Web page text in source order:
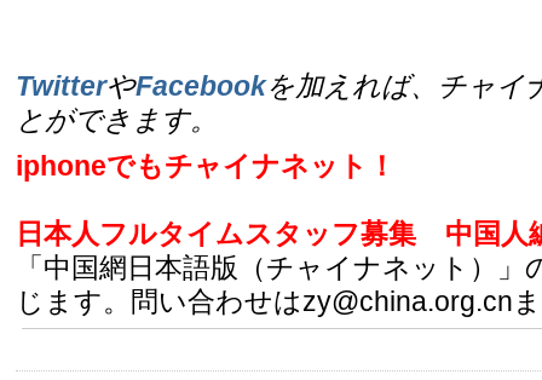
TwitterやFacebookを加えれば、チャイ
とができます。
iphoneでもチャイナネット！
日本人フルタイムスタッフ募集
中国人
「中国網日本語版（チャイナネット）」
じます。問い合わせはzy@china.org.cn